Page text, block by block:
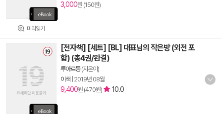
미리읽기
3,000원 (150원)
[전자책] [세트] [BL] 대표님의 작은방 (외전 포
함) (총4권/완결)
루아르몽(지은이)
이색 2019년 08월
9,400원 (470원) 10.0